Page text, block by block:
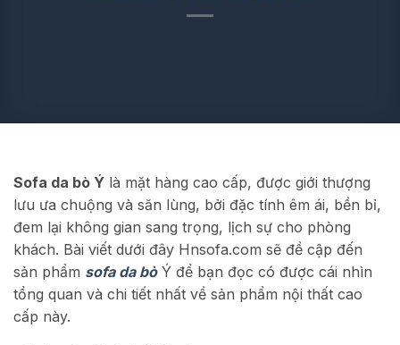
Sofa da bò Ý là mặt hàng cao cấp, được giới thượng
lưu ưa chuộng và săn lùng, bởi đặc tính êm ái, bền bỉ,
đem lại không gian sang trọng, lịch sự cho phòng
khách. Bài viết dưới đây Hnsofa.com sẽ đề cập đến
sản phẩm sofa da bòÝ để bạn đọc có được cái nhìn
tổng quan và chi tiết nhất về sản phẩm nội thất cao
cấp này.